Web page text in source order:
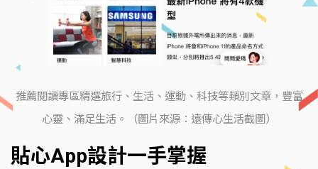
推薦閱讀專區精選旅行、生活、運動、科技等類別文章，豐富
心靈、滿足生活。（圖片來源：遠傳心生活截圖）
貼心App設計一手掌握